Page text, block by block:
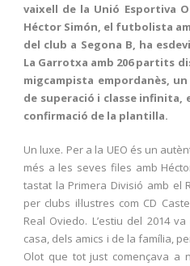
vaixell de la Unió Esportiva
Héctor Simón, el futbolista
del club a Segona B, ha
La Garrotxa amb 206 partits
migcampista empordanès,
de superació i classe infinita,
confirmació de la plantilla.
Un luxe. Per a la UEO és un
més a les seves files amb
tastat la Primera Divisió amb el
per clubs il·lustres com CD
Real Oviedo. L’estiu del 2014
casa, dels amics i de la família,
Olot que tot just començava a